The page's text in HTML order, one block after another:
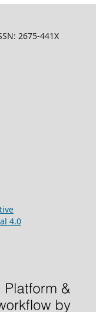
2675-441X
4.0